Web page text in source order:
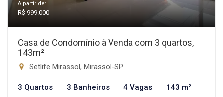
A partir de:
R$ 999.000
Casa de Condomínio à Venda com 3 quartos,
143m²
Setlife Mirassol, Mirassol-SP
3 Quartos 3 Banheiros 4 Vagas 143 m²